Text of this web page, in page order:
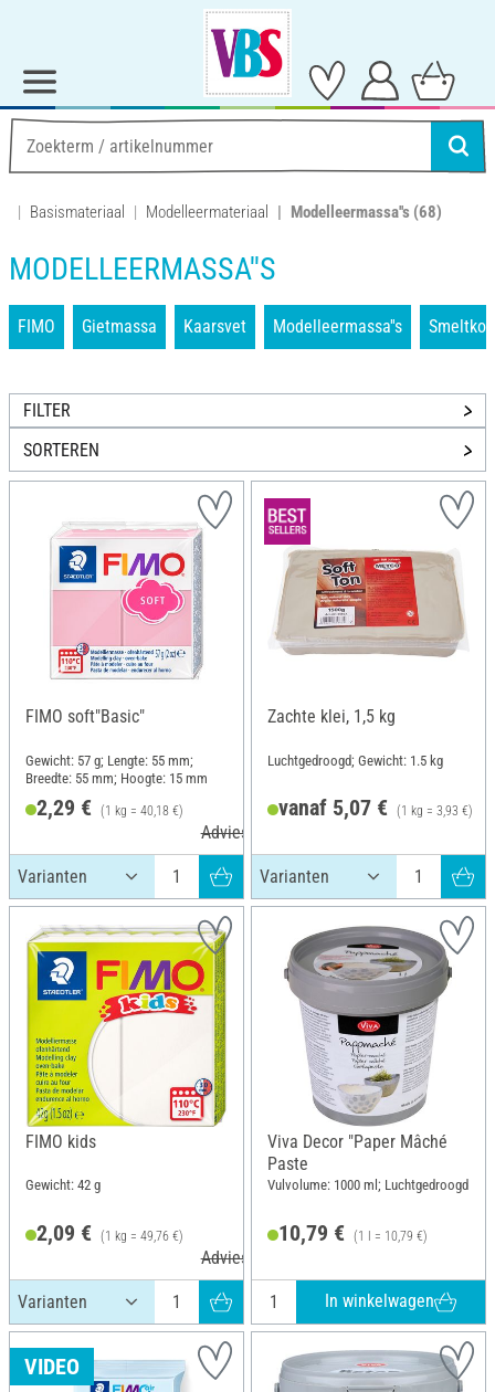
Basismateriaal Modelleermateriaal Modelleermassa''s (68)
MODELLEERMASSA''S
FIMO Gietmassa Kaarsvet Modelleermassa''s
FILTER
SORTEREN
FIMO soft"Basic"
Gewicht: 57 g; Lengte: 55 mm;
Breedte: 55 mm; Hoogte: 15 mm
2,29 € (1 kg = 40,18 €)
Adviesprijs 3,60 €
Zachte klei, 1,5 kg
Luchtgedroogd; Gewicht: 1.5 kg
vanaf 5,07 € (1 kg = 3,93 €)
FIMO kids
Gewicht: 42 g
2,09 € (1 kg = 49,76 €)
Adviesprijs 2,95 €
Viva Decor "Paper Mâché
Paste
Vulvolume: 1000 ml; Luchtgedroogd
10,79 € (1 l = 10,79 €)
In winkelwagen
VIDEO